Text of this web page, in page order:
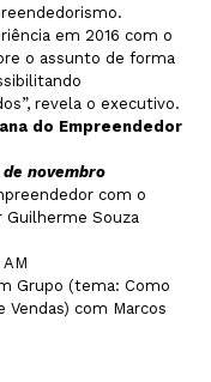
em 2016 com o
o assunto de forma
revela o executivo.
do Empreendedor
novembro
com o
Guilherme Souza
Grupo (tema: Como
Vendas) com Marcos